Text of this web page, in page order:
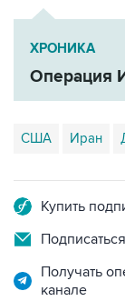
ХРОНИКА
Операция
США Иран
Купить
Получать
канале